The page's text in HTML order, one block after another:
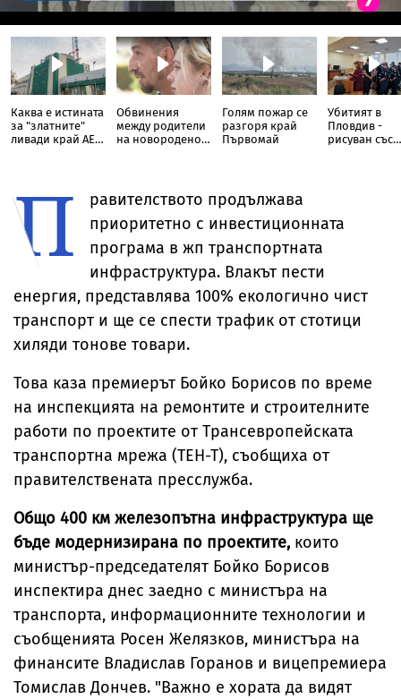
Каква е истината
за "златните"
ливади край АЕЦ
Обвинения
между родители
на новородено и
Голям пожар се
разгоря край
Първомай
Убитият в
Пловдив -
рисуван със
П
равителството продължава
приоритетно с инвестиционната
програма в жп транспортната
инфраструктура. Влакът пести
енергия, представлява 100% екологично чист
транспорт и ще се спести трафик от стотици
хиляди тонове товари.
Това каза премиерът Бойко Борисов по време
на инспекцията на ремонтите и строителните
работи по проектите от Трансевропейската
транспортна мрежа (ТЕН-Т), съобщиха от
правителствената пресслужба.
Общо 400 км железопътна инфраструктура ще
бъде модернизирана по проектите, които
министър-председателят Бойко Борисов
инспектира днес заедно с министъра на
транспорта, информационните технологии и
съобщенията Росен Желязков, министъра на
финансите Владислав Горанов и вицепремиера
Томислав Дончев. "Важно е хората да видят